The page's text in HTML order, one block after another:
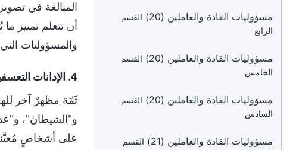
مسؤوليات القادة والعاملين (20)
القسم
الرابع
مسؤوليات القادة والعاملين (20)
القسم
الخامس
مسؤوليات القادة والعاملين (20)
القسم
السادس
مسؤوليات القادة والعاملين (21)
القسم
المبالغة في
أن تتعلم تمييز
والمسؤوليات
4. الإدانات التعسفية للناس
ثَمّة مظهرٌ آخر
و"الشيطان"،
على أشخاصٍ